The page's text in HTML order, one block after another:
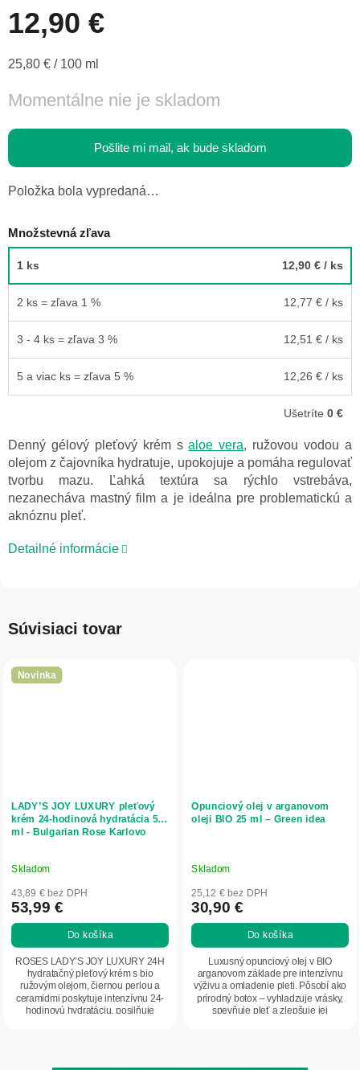
12,90 €
Jednotková
25,80 € / 100 ml
Momentálne nie je skladom
Pošlite mi mail, ak bude skladom
Položka bola vypredaná…
Množstevná zľava
1 ks 12,90 € / ks
2 ks = zľava 1 % 12,77 € / ks
3 - 4 ks = zľava 3 % 12,51 € / ks
5 a viac ks = zľava 5 % 12,26 € / ks
Ušetríte 0 €
Denný gélový pleťový krém saloe vera, ružovou vodou a
olejom z čajovníka hydratuje, upokojuje a pomáha regulovať
tvorbu mazu. Ľahká textúra sa rýchlo vstrebáva,
nezanecháva mastný film a je ideálna pre problematickú a
aknóznu pleť.
Detailné informácie
Súvisiaci tovar
Novinka
LADY’S JOY LUXURY pleťový
krém 24-hodinová hydratácia 50
ml - Bulgarian Rose Karlovo
Skladom
43,89 € bez DPH
53,99 €
Do košíka
ROSES LADY’S JOY LUXURY 24H
hydratačný pleťový krém s bio
ružovým olejom, čiernou perlou a
ceramidmi poskytuje intenzívnu 24-
hodinovú hydratáciu, posilňuje
Opunciový olej v arganovom
oleji BIO 25 ml – Green idea
Skladom
25,12 € bez DPH
30,90 €
Do košíka
Luxusný opunciový olej v BIO
arganovom základe pre intenzívnu
výživu a omladenie pleti. Pôsobí ako
prírodný botox – vyhladzuje vrásky,
spevňuje pleť a zlepšuje jej